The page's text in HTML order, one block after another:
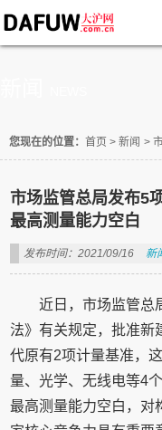
您现在的位置： 首页 > 新闻 >
市场监管总局发布5
最高测量能力空白
发布时间：2021/09/16 新
近日，市场监管总
法》有关规定，批准新
代原有2项计量基准，
量、光学、无线电等4
最高测量能力空白，对